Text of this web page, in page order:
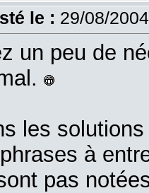
le : 29/08/
un peu de
les
à
pas